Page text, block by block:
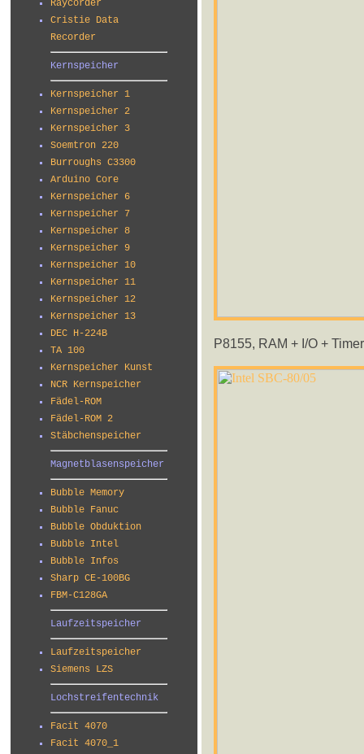
Raycorder
Cristie Data
Recorder
Kernspeicher
Kernspeicher 1
Kernspeicher 2
Kernspeicher 3
Soemtron 220
Burroughs C3300
Arduino Core
Kernspeicher 6
Kernspeicher 7
Kernspeicher 8
Kernspeicher 9
Kernspeicher 10
Kernspeicher 11
Kernspeicher 12
Kernspeicher 13
DEC H-224B
TA 100
Kernspeicher Kunst
NCR Kernspeicher
Fädel-ROM
Fädel-ROM 2
Stäbchenspeicher
Magnetblasenspeicher
Bubble Memory
Bubble Fanuc
Bubble Obduktion
Bubble Intel
Bubble Infos
Sharp CE-100BG
FBM-C128GA
Laufzeitspeicher
Laufzeitspeicher
Siemens LZS
Lochstreifentechnik
Facit 4070
Facit 4070_1
P8155, RAM + I/O +